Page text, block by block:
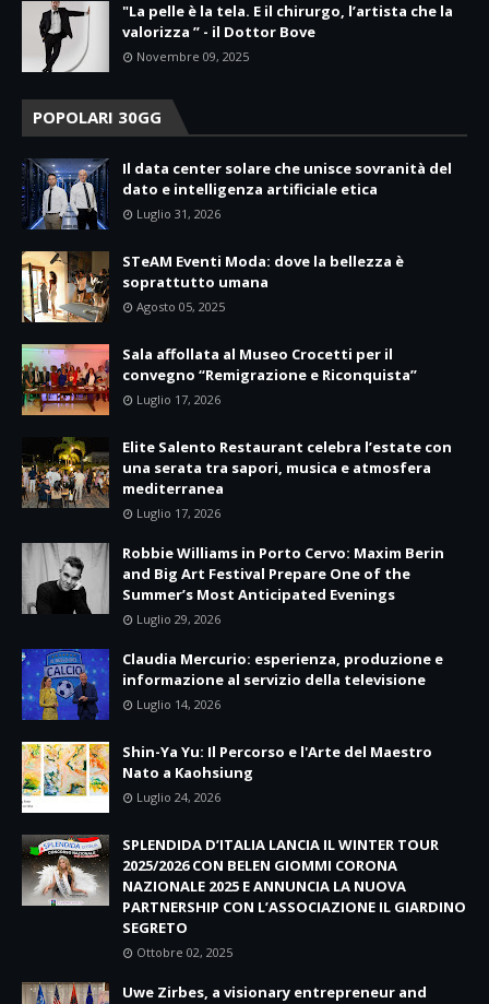
"La pelle è la tela. E il chirurgo, l’artista che la
valorizza ” - il Dottor Bove
Novembre 09, 2025
POPOLARI 30GG
Il data center solare che unisce sovranità del
dato e intelligenza artificiale etica
Luglio 31, 2026
STeAM Eventi Moda: dove la bellezza è
soprattutto umana
Agosto 05, 2025
Sala affollata al Museo Crocetti per il
convegno “Remigrazione e Riconquista”
Luglio 17, 2026
Elite Salento Restaurant celebra l’estate con
una serata tra sapori, musica e atmosfera
mediterranea
Luglio 17, 2026
Robbie Williams in Porto Cervo: Maxim Berin
and Big Art Festival Prepare One of the
Summer’s Most Anticipated Evenings
Luglio 29, 2026
Claudia Mercurio: esperienza, produzione e
informazione al servizio della televisione
Luglio 14, 2026
Shin-Ya Yu: Il Percorso e l'Arte del Maestro
Nato a Kaohsiung
Luglio 24, 2026
SPLENDIDA D’ITALIA LANCIA IL WINTER TOUR
2025/2026 CON BELEN GIOMMI CORONA
NAZIONALE 2025 E ANNUNCIA LA NUOVA
PARTNERSHIP CON L’ASSOCIAZIONE IL GIARDINO
SEGRETO
Ottobre 02, 2025
Uwe Zirbes, a visionary entrepreneur and